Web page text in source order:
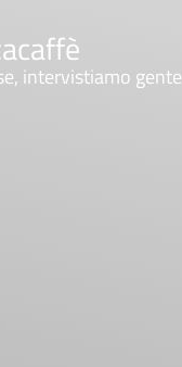
intervistiamo gente